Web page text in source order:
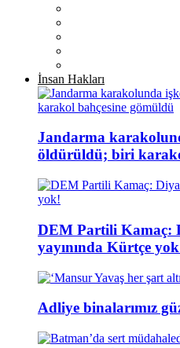
İnsan Hakları
Jandarma
öldürüldü; biri
DEM Partili Kamaç:
yayınında Kürtçe
Adliye binalarımız